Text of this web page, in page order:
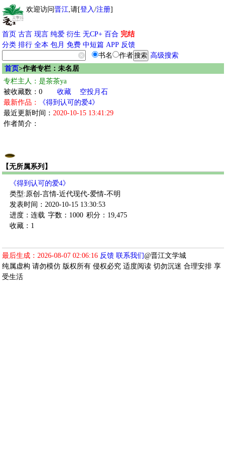
欢迎访问晋江,请[登入/注册]
首页 古言 现言 纯爱 衍生 无CP+ 百合 完结
分类 排行 全本 包月 免费 中短篇 APP 反馈
书名
作者
高级搜索
首页>作者专栏：未名居
专栏主人：是茶茶ya
被收藏数：0
收藏
空投月石
最新作品：
《得到认可的爱4》
最近更新时间： 2020-10-15 13:41:29
作者简介：
【无所属系列】
《得到认可的爱4》
类型:原创-言情-近代现代-爱情-不明
发表时间：2020-10-15 13:30:53
进度：连载 字数：1000 积分：19,475
收藏：1
最后生成：2026-08-07 02:06:16 反馈 联系我们@晋江文学城
纯属虚构 请勿模仿 版权所有 侵权必究 适度阅读 切勿沉迷 合理安排 享
受生活